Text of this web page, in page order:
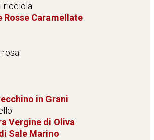
ricciola
Rosse Caramellate
in Grani
Vergine di Oliva
Sale Marino